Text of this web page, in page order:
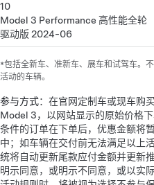
10
Model 3 Performance 高性能全轮
驱动版 2024-06
*包括全新车、准新车、展车和试驾车。
活动的车辆。
参与方式：在官网定制车或现车购
Model 3，以网站显示的原始价格
条件的订单在下单后，优惠金额将
中；如车辆在交付前无法满足以上
统将自动更新尾款应付金额并更新
明示同意，或明示不同意，或以实